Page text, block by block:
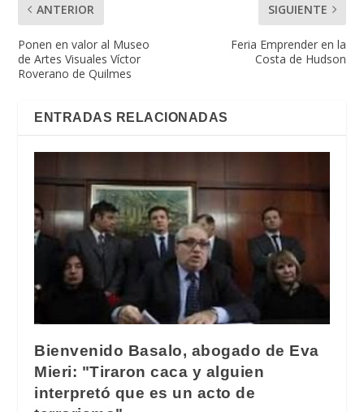
ANTERIOR
Ponen en valor al Museo
de Artes Visuales Víctor
Roverano de Quilmes
SIGUIENTE
Feria Emprender en la
Costa de Hudson
ENTRADAS RELACIONADAS
Bienvenido Basalo, abogado de Eva
Mieri: "Tiraron caca y alguien
interpretó que es un acto de